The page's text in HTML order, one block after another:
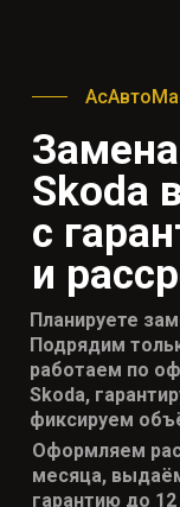
Оформляем
месяца,
гарантию до
Планируете
Подрядим
работаем по
Skoda,
фиксируем
Skoda
с
и